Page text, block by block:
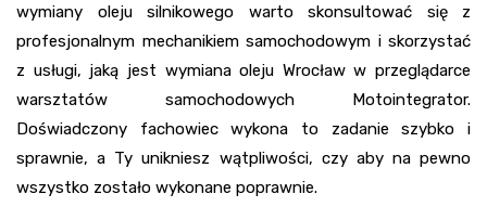
wymiany oleju silnikowego warto skonsultować się z
profesjonalnym mechanikiem samochodowym i skorzystać
z usługi, jaką jest wymiana oleju Wrocław w przeglądarce
warsztatów samochodowych Motointegrator.
Doświadczony fachowiec wykona to zadanie szybko i
sprawnie, a Ty unikniesz wątpliwości, czy aby na pewno
wszystko zostało wykonane poprawnie.